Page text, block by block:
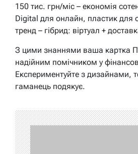
150 тис. грн/міс – економія
Digital для онлайн, пластик для
тренд – гібрид: віртуал +
З цими знаннями ваша картка
надійним помічником у
Експериментуйте з дизайнами,
гаманець подякує.